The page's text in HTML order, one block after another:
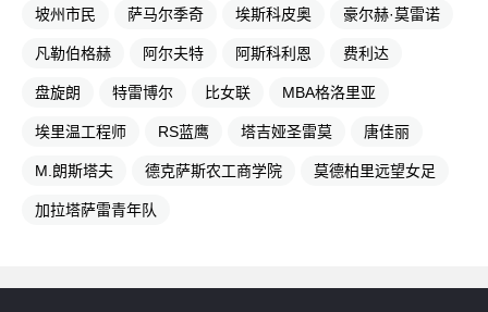
坡州市民 萨马尔季奇 埃斯科皮奥 豪尔赫·莫雷诺
凡勒伯格赫 阿尔夫特 阿斯科利恩 费利达
盘旋朗 特雷博尔 比女联 MBA格洛里亚
埃里温工程师 RS蓝鹰 塔吉娅圣雷莫 唐佳丽
M.朗斯塔夫 德克萨斯农工商学院 莫德柏里远望女足
加拉塔萨雷青年队